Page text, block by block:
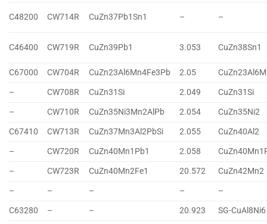
C48200 CW714R CuZn37Pb1Sn1 – –
C46400 CW719R CuZn39Pb1 3.053 CuZn38Sn1
C67000 CW704R CuZn23Al6Mn4Fe3Pb 2.05
–
CW708R CuZn31Si 2.049
CuZn31Si
–
CW710R CuZn35Ni3Mn2AlPb 2.054
CuZn35Ni2
C67410
CW713R CuZn37Mn3Al2PbSi 2.055
CuZn40Al2
–
CW720R CuZn40Mn1Pb1 2.058
–
CW723R CuZn40Mn2Fe1 20.572
CuZn42Mn2
–
– – –
–
C63280
– – 20.923
SG-CuAl8Ni6